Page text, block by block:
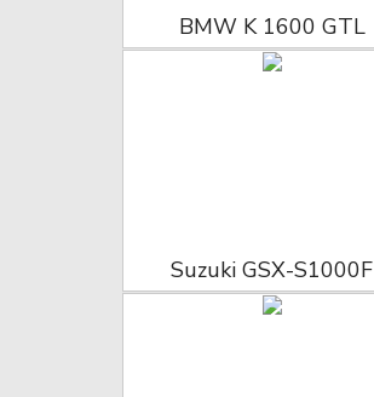
BMW K 1600 GTL
Suzuki GSX-S1000F